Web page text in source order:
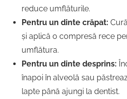
reduce umflăturile.
Pentru un dinte crăpat:
și aplică o compresă rece
umflătura.
Pentru un dinte desprins:
înapoi în alveolă sau
lapte până ajungi la dentist.